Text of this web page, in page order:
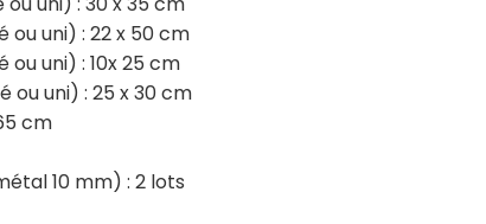
ou uni) : 22 x 50 cm
uni) : 10x 25 cm
ou uni) : 25 x 30 cm
cm
10 mm) : 2 lots